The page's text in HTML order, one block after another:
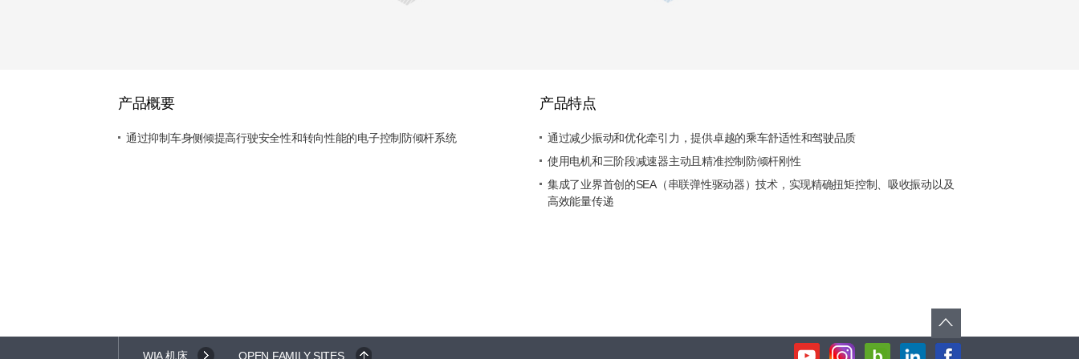
产品概要
通过抑制车身侧倾提高行驶安全性和转向性能的电子控制防倾杆系统
产品特点
通过减少振动和优化牵引力，提供卓越的乘车舒适性和驾驶品质
使用电机和三阶段减速器主动且精准控制防倾杆刚性
集成了业界首创的SEA（串联弹性驱动器）技术，实现精确扭矩控制、吸收振动以及
高效能量传递
WIA 机床 OPEN FAMILY SITES